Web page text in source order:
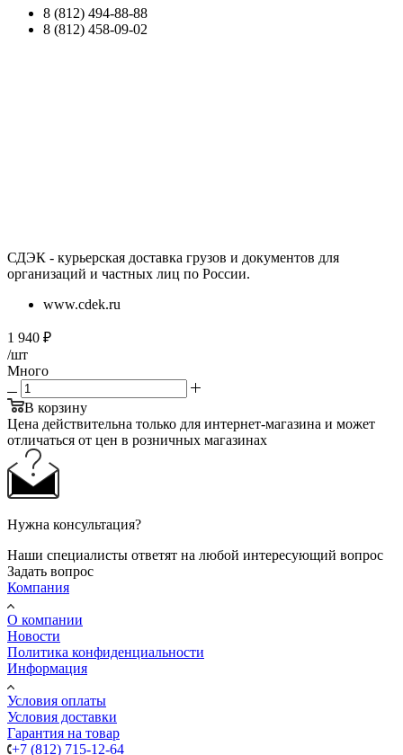
8 (812) 494-88-88
8 (812) 458-09-02
СДЭК - курьерская доставка грузов и документов для
организаций и частных лиц по России.
www.cdek.ru
1 940 ₽
/шт
Много
В корзину
Цена действительна только для интернет-магазина и может
отличаться от цен в розничных магазинах
Нужна консультация?
Наши специалисты ответят на любой интересующий вопрос
Задать вопрос
Компания
О компании
Новости
Политика конфиденциальности
Информация
Условия оплаты
Условия доставки
Гарантия на товар
+7 (812) 715-12-64